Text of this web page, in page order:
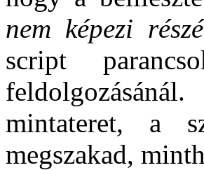
nem képezi
script
mintateret, a
megszakad,